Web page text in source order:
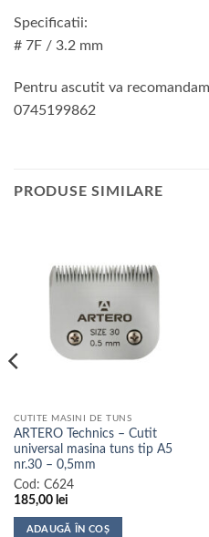
Specificatii:
# 7F / 3.2 mm
Pentru ascutit va
0745199862
PRODUSE SIMILARE
CUTITE MASINI DE TUNS
ARTERO Technics – Cutit
universal masina tuns tip A5
nr.30 – 0,5mm
Cod: C624
185,00 lei
ADAUGĂ ÎN COȘ